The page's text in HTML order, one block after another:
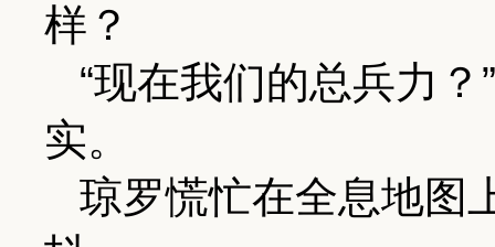
样？
“现在我们的总兵力
实。
琼罗慌忙在全息地图